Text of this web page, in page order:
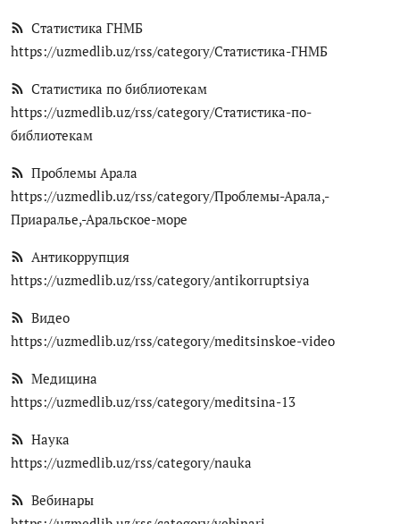
Статистика ГНМБ
https://uzmedlib.uz/rss/category/Статистика-ГНМБ
Статистика по библиотекам
https://uzmedlib.uz/rss/category/Статистика-по-
библиотекам
Проблемы Арала
https://uzmedlib.uz/rss/category/Проблемы-Арала,-
Приаралье,-Аральское-море
Антикоррупция
https://uzmedlib.uz/rss/category/antikorruptsiya
Видео
https://uzmedlib.uz/rss/category/meditsinskoe-video
Медицина
https://uzmedlib.uz/rss/category/meditsina-13
Наука
https://uzmedlib.uz/rss/category/nauka
Вебинары